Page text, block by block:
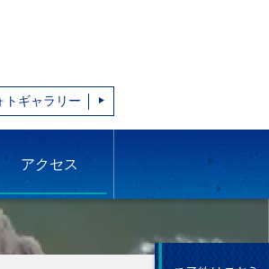
トギャラリー
アクセス